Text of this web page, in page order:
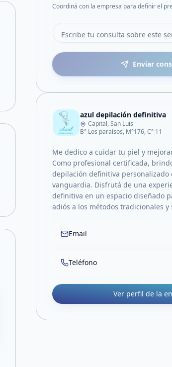
Coordiná con la empresa para definir el
Enviar
azul depilación definitiva
Capital, San Luis
B° Los paraísos, M°176, C° 11
Me dedico a cuidar tu piel y
Como profesional certificada,
depilación definitiva personalizado
vanguardia. Disfrutá de una
definitiva en un espacio diseñado
adiós a los métodos tradicionales y
Email
Teléfono
Ver perfil de la